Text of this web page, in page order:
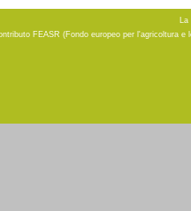
FEASR (Fondo europeo per l'agricoltura